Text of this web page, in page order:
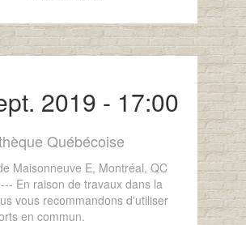
2019 - 17:00
Québécoise
Maisonneuve E, Montréal, QC
En raison de travaux dans la
vous recommandons d'utiliser
en commun.